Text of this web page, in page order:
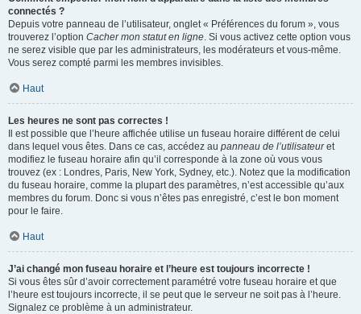
connectés ?
Depuis votre panneau de l’utilisateur, onglet « Préférences du forum », vous
trouverez l’option Cacher mon statut en ligne. Si vous activez cette option vous
ne serez visible que par les administrateurs, les modérateurs et vous-même.
Vous serez compté parmi les membres invisibles.
Haut
Les heures ne sont pas correctes !
Il est possible que l’heure affichée utilise un fuseau horaire différent de celui
dans lequel vous êtes. Dans ce cas, accédez au panneau de l’utilisateuret
modifiez le fuseau horaire afin qu’il corresponde à la zone où vous vous
trouvez (ex : Londres, Paris, New York, Sydney, etc.). Notez que la modification
du fuseau horaire, comme la plupart des paramètres, n’est accessible qu’aux
membres du forum. Donc si vous n’êtes pas enregistré, c’est le bon moment
pour le faire.
Haut
J’ai changé mon fuseau horaire et l’heure est toujours incorrecte !
Si vous êtes sûr d’avoir correctement paramétré votre fuseau horaire et que
l’heure est toujours incorrecte, il se peut que le serveur ne soit pas à l’heure.
Signalez ce problème à un administrateur.